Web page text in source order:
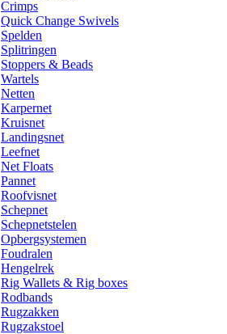
Crimps
Quick Change Swivels
Spelden
Splitringen
Stoppers & Beads
Wartels
Netten
Karpernet
Kruisnet
Landingsnet
Leefnet
Net Floats
Pannet
Roofvisnet
Schepnet
Schepnetstelen
Opbergsystemen
Foudralen
Hengelrek
Rig Wallets & Rig boxes
Rodbands
Rugzakken
Rugzakstoel